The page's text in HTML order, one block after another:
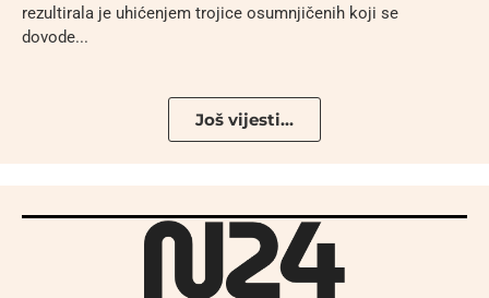
rezultirala je uhićenjem trojice osumnjičenih koji se
dovode...
Još vijesti...